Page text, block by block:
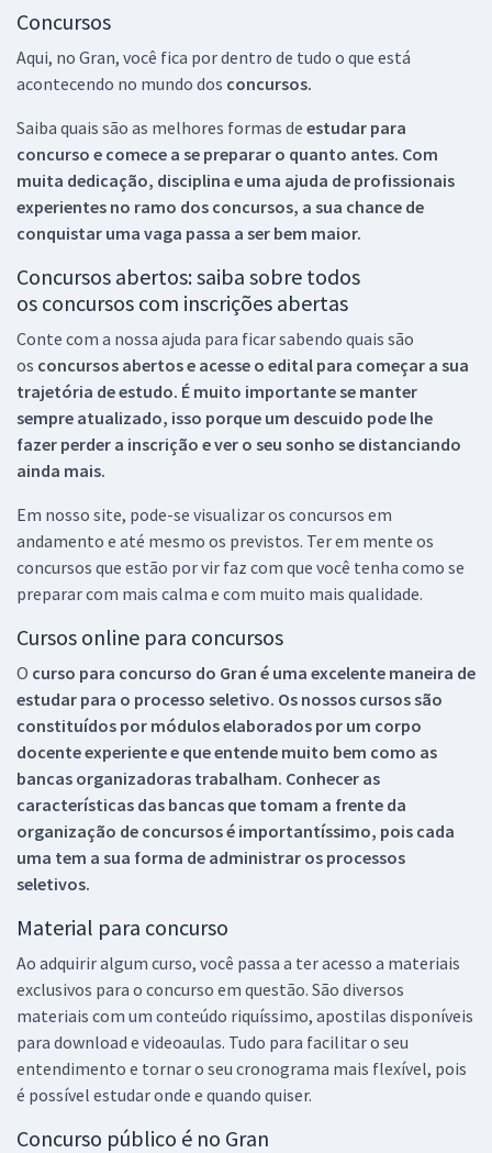
Concursos
Aqui, no Gran, você fica por dentro de tudo o que está
acontecendo no mundo dos concursos.
Saiba quais são as melhores formas de estudar para
concurso e comece a se preparar o quanto antes. Com
muita dedicação, disciplina e uma ajuda de profissionais
experientes no ramo dos concursos, a sua chance de
conquistar uma vaga passa a ser bem maior.
Concursos abertos: saiba sobre todos
os concursos com inscrições abertas
Conte com a nossa ajuda para ficar sabendo quais são
os concursos abertos e acesse o edital para começar a sua
trajetória de estudo. É muito importante se manter
sempre atualizado, isso porque um descuido pode lhe
fazer perder a inscrição e ver o seu sonho se distanciando
ainda mais.
Em nosso site, pode-se visualizar os concursos em
andamento e até mesmo os previstos. Ter em mente os
concursos que estão por vir faz com que você tenha como se
preparar com mais calma e com muito mais qualidade.
Cursos online para concursos
O curso para concurso do Gran é uma excelente maneira de
estudar para o processo seletivo. Os nossos cursos são
constituídos por módulos elaborados por um corpo
docente experiente e que entende muito bem como as
bancas organizadoras trabalham. Conhecer as
características das bancas que tomam a frente da
organização de concursos é importantíssimo, pois cada
uma tem a sua forma de administrar os processos
seletivos.
Material para concurso
Ao adquirir algum curso, você passa a ter acesso a materiais
exclusivos para o concurso em questão. São diversos
materiais com um conteúdo riquíssimo, apostilas disponíveis
para download e videoaulas. Tudo para facilitar o seu
entendimento e tornar o seu cronograma mais flexível, pois
é possível estudar onde e quando quiser.
Concurso público é no Gran